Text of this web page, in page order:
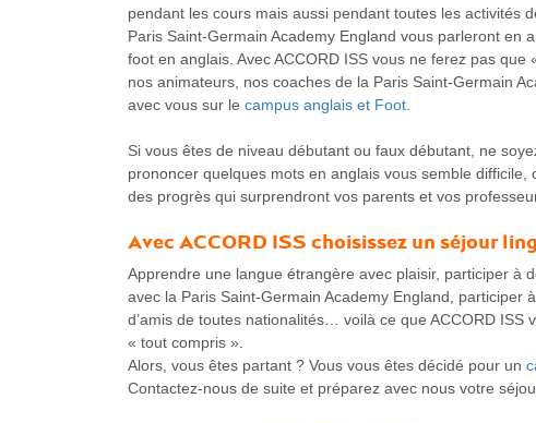
pendant les cours mais aussi pendant toutes les
Paris Saint-Germain Academy England vous parleront
foot en anglais. Avec ACCORD ISS vous ne ferez pas
nos animateurs, nos coaches de la Paris Saint-Germain
avec vous sur le campus anglais et Foot
Si vous êtes de niveau débutant ou faux débutant, ne
prononcer quelques mots en anglais vous semble
des progrès qui surprendront vos parents et vos
Avec ACCORD ISS choisissez un séjour
Apprendre une langue étrangère avec plaisir, participer à
avec la Paris Saint-Germain Academy England, participer
d’amis de toutes nationalités… voilà ce que ACCORD
« tout compris ».
Alors, vous êtes partant ? Vous vous êtes décidé pour un
Contactez-nous de suite et préparez avec nous votre